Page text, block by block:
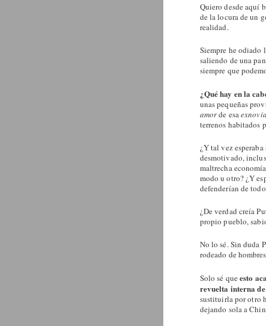
Quiero desde aquí
de la locura de un
realidad.
Siempre he odiado
saliendo de una
siempre que
¿Qué hay en la
unas pequeñas
amorde esaexnovia
terrenos habitados
¿Y tal vez
desmotivado,
maltrecha
modo u otro? ¿Y
defenderían de
¿De verdad creía
propio pueblo,
No lo sé. Sin duda
rodeado de
Solo sé queesto
revuelta interna
sustituirla por otro
dejando sola a